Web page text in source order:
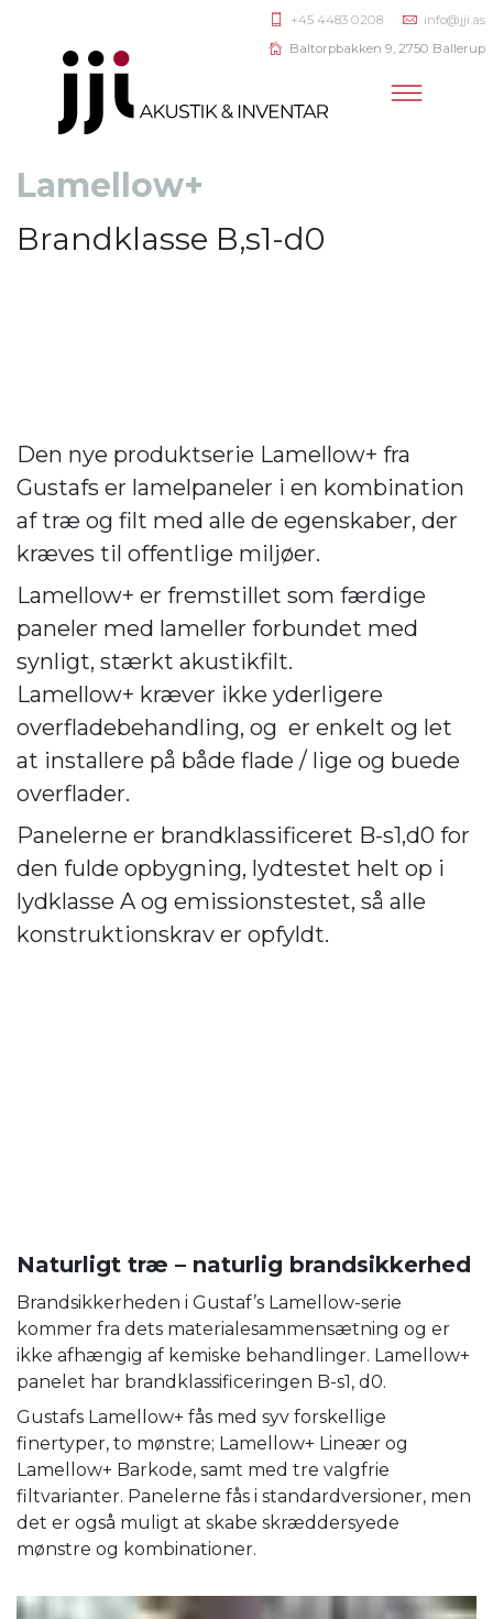
+45 4483 0208
info@jji.as
Baltorpbakken 9, 2750 Ballerup
Lamellow+
Brandklasse B,s1-d0
Den nye produktserie Lamellow+ fra
Gustafs er lamelpaneler i en kombination
af træ og filt med alle de egenskaber, der
kræves til offentlige miljøer.
Lamellow+ er fremstillet som færdige
paneler med lameller forbundet med
synligt, stærkt akustikfilt.
Lamellow+ kræver ikke yderligere
overfladebehandling, og er enkelt og let
at installere på både flade / lige og buede
overflader.
Panelerne er brandklassificeret B-s1,d0 for
den fulde opbygning, lydtestet helt op i
lydklasse A og emissionstestet, så alle
konstruktionskrav er opfyldt.
Naturligt træ – naturlig brandsikkerhed
Brandsikkerheden i Gustaf’s Lamellow-serie
kommer fra dets materialesammensætning og er
ikke afhængig af kemiske behandlinger. Lamellow+
panelet har brandklassificeringen B-s1, d0.
Gustafs Lamellow+ fås med syv forskellige
finertyper, to mønstre; Lamellow+ Lineær og
Lamellow+ Barkode, samt med tre valgfrie
filtvarianter. Panelerne fås i standardversioner, men
det er også muligt at skabe skræddersyede
mønstre og kombinationer.